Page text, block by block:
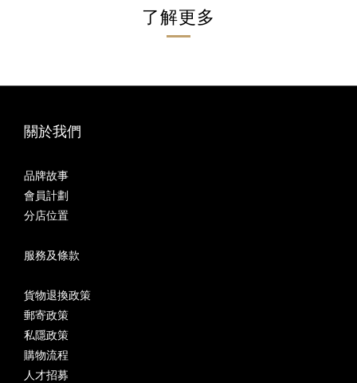
了解更多
關於我們
品牌故事
會員計劃
分店位置
服務及條款
貨物退換政策
郵寄政策
私隱政策
購物流程
人才招募